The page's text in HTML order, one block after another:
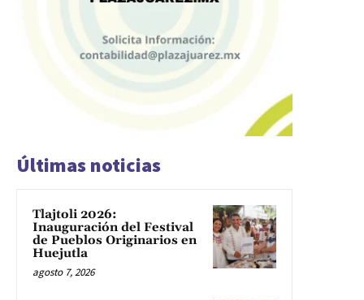
Últimas noticias
Tlajtoli 2026:
Inauguración del Festival
de Pueblos Originarios en
Huejutla
agosto 7, 2026